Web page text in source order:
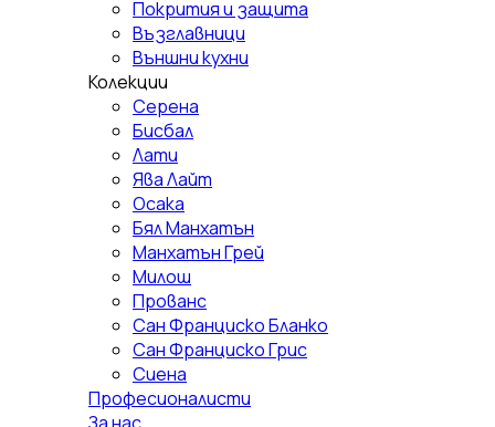
Покрития и защита
Възглавници
Външни кухни
Колекции
Серена
Бисбал
Лати
Ява Лайт
Осака
Бял Манхатън
Манхатън Грей
Милош
Прованс
Сан Франциско Бланко
Сан Франциско Грис
Сиена
Професионалисти